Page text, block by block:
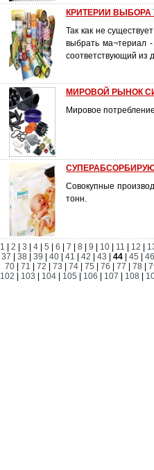
КРИТЕРИИ
Так как не
выбрать ма¬териал -
соответствующий из
МИРОВОЙ РЫНОК
Мировое
Совокупные
тонн.
1 2 3 4 5 6 7 8 9 10 11 12
37
|38 |39 |40 |41 |42 |43 |44 |45 |
70
71 72 73 74 75 76 77 78
102
103 104 105 106 107 108